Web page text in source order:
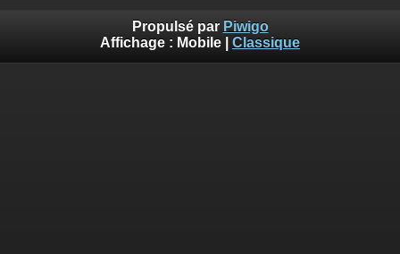
Propulsé par Piwigo
Affichage : Mobile Classique